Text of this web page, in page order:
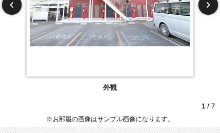
外観
1 / 7
※お部屋の画像はサンプル画像になります。